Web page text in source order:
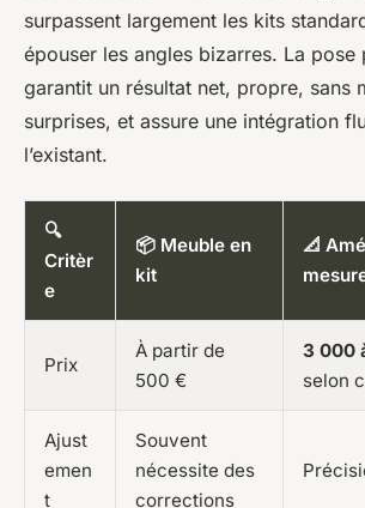
surpassent largement les kits
épouser les angles bizarres. La pose
garantit un résultat net, propre, sans
surprises, et assure une intégration
l’existant.
🔍
Critèr
e
📦 Meuble en
kit
📐
Prix
À partir de
500 €
3 000
selon
Ajust
emen
t
Souvent
nécessite des
corrections